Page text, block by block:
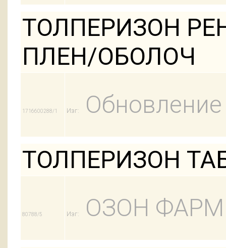
ТОЛПЕРИЗОН
ПЛЕН/ОБОЛОЧ
1716600288/1 Изг:
ТОЛПЕРИЗОН
80788/5 Изг:
ОЗОН ФАРМ